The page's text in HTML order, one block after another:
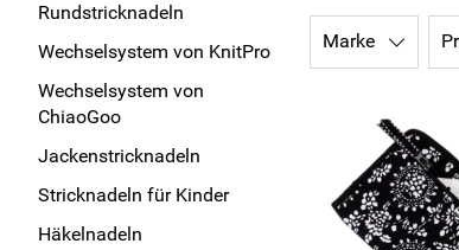
Rundstricknadeln
Wechselsystem von KnitPro
Wechselsystem von
ChiaoGoo
Jackenstricknadeln
Stricknadeln für Kinder
Häkelnadeln
Marke